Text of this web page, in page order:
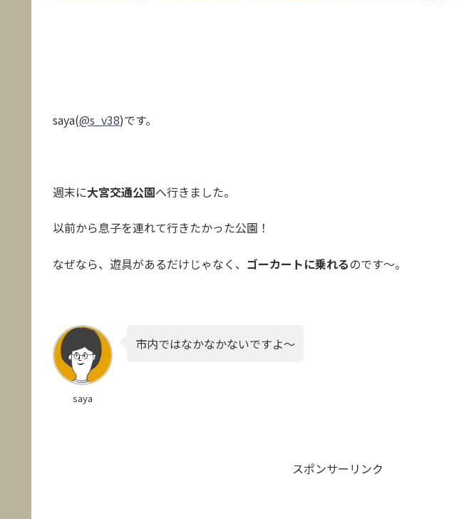
saya(@s_v38)です。
週末に大宮交通公園へ行きました。
以前から息子を連れて行きたかった公園！
なぜなら、遊具があるだけじゃなく、 ゴーカートに乗れるのです～。
saya
市内ではなかなかないですよ～
スポンサーリンク